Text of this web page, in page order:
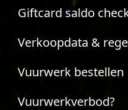
Giftcard saldo
Verkoopdata &
Vuurwerk bestellen
Vuurwerkverbod?